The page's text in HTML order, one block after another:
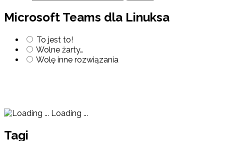
Microsoft Teams dla Linuksa
To jest to!
Wolne żarty…
Wolę inne rozwiązania
Loading ...
Tagi